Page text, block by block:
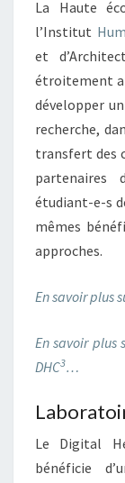
La Haute
l’Institut
et
étroitement
développer
recherche,
transfert des
partenaires
étudiant-e-s
mêmes
approches.
En savoir plus
En savoir plus
DHC3…
Le Digital
bénéficie